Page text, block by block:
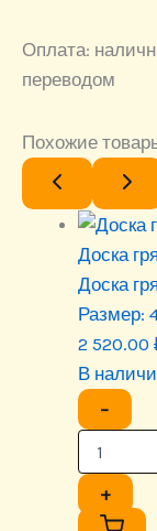
Оплата:
переводом
Похожие
Доска
Доска
Размер:
2 520.00
В
−
+